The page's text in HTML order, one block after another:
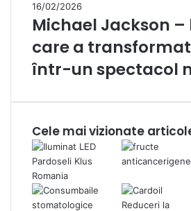
16/02/2026
Michael Jackson
care a
într-un spectacol
Cele mai vizionate